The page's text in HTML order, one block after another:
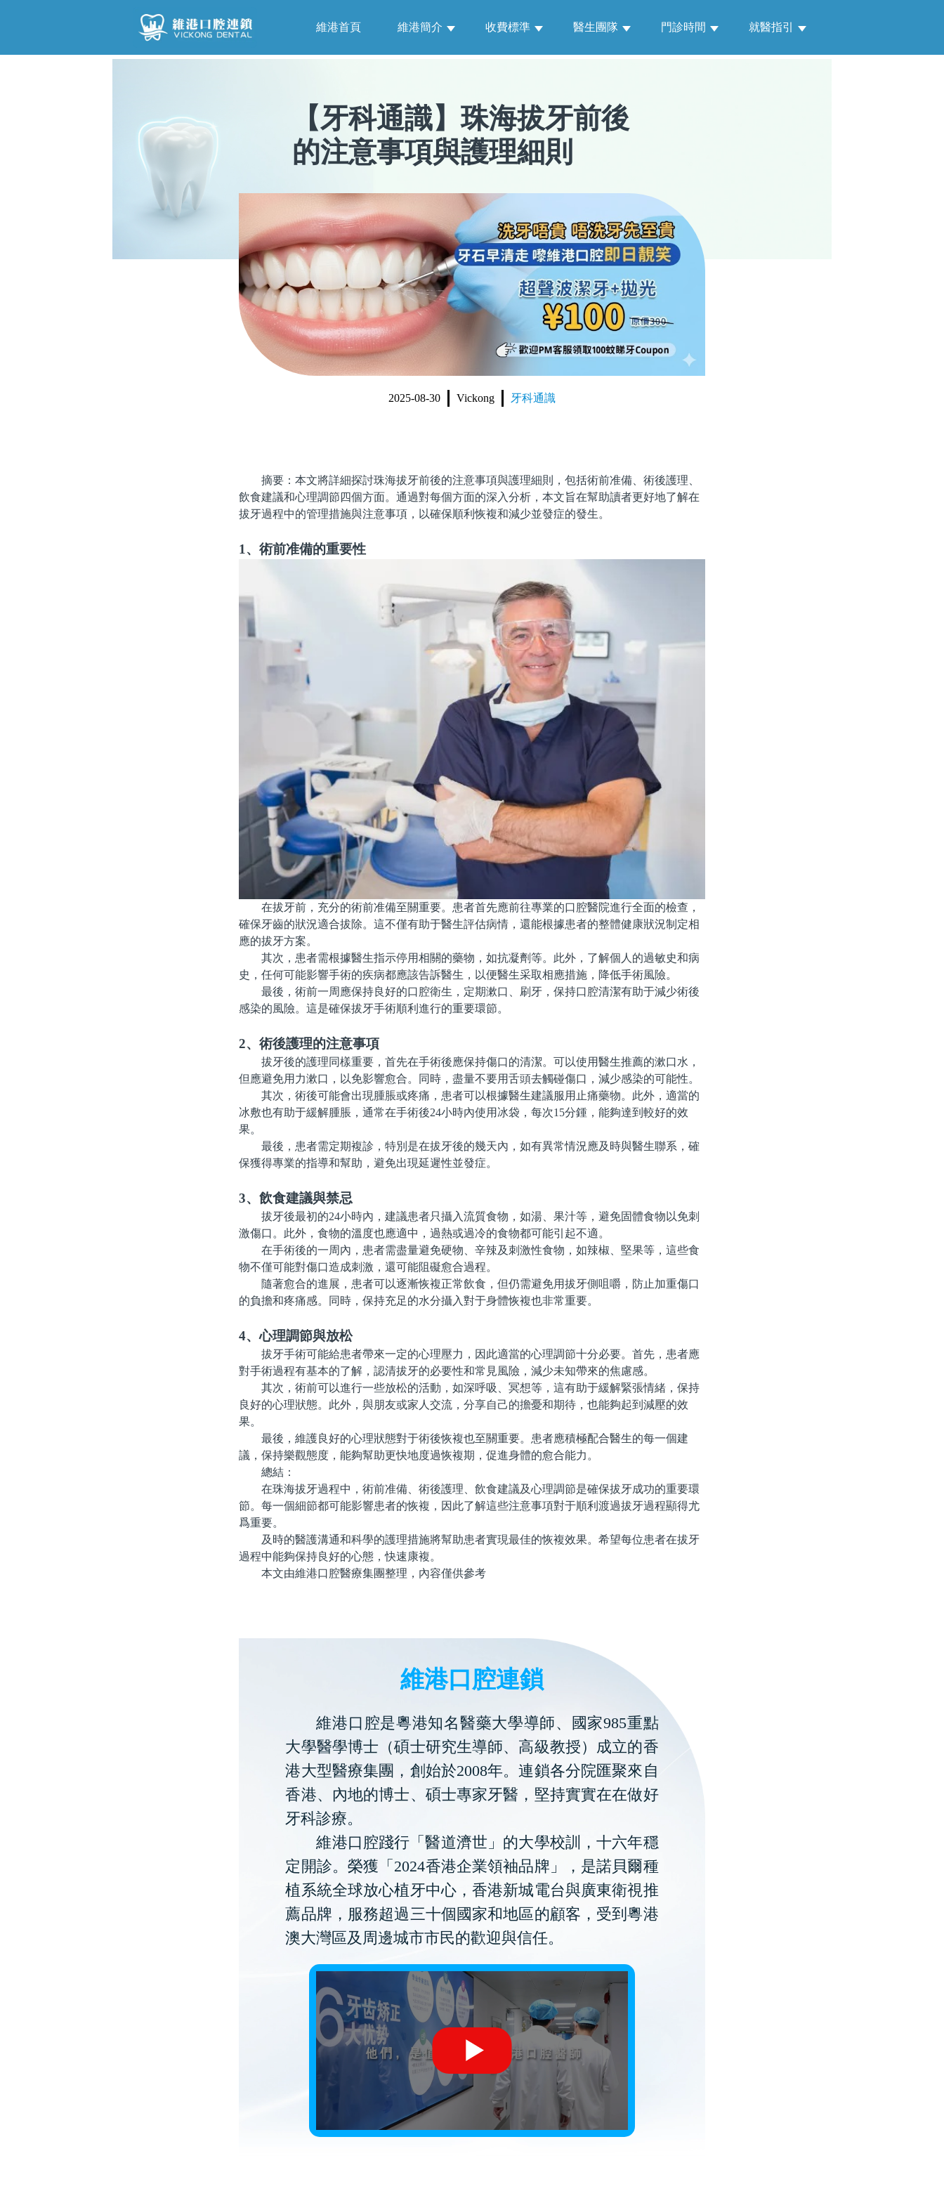
維港首頁 維港簡介 收費標準 醫生團隊 門診時間 就醫指引
【牙科通識】珠海拔牙前後
的注意事項與護理細則
2025-08-30 Vickong 牙科通識
摘要：本文將詳細探討珠海拔牙前後的注意事項與護理細則，包括術前准備、術後護理、
飲食建議和心理調節四個方面。通過對每個方面的深入分析，本文旨在幫助讀者更好地了解在
拔牙過程中的管理措施與注意事項，以確保順利恢複和減少並發症的發生。
1、術前准備的重要性
在拔牙前，充分的術前准備至關重要。患者首先應前往專業的口腔醫院進行全面的檢查，
確保牙齒的狀況適合拔除。這不僅有助于醫生評估病情，還能根據患者的整體健康狀況制定相
應的拔牙方案。
其次，患者需根據醫生指示停用相關的藥物，如抗凝劑等。此外，了解個人的過敏史和病
史，任何可能影響手術的疾病都應該告訴醫生，以便醫生采取相應措施，降低手術風險。
最後，術前一周應保持良好的口腔衛生，定期漱口、刷牙，保持口腔清潔有助于減少術後
感染的風險。這是確保拔牙手術順利進行的重要環節。
2、術後護理的注意事項
拔牙後的護理同樣重要，首先在手術後應保持傷口的清潔。可以使用醫生推薦的漱口水，
但應避免用力漱口，以免影響愈合。同時，盡量不要用舌頭去觸碰傷口，減少感染的可能性。
其次，術後可能會出現腫脹或疼痛，患者可以根據醫生建議服用止痛藥物。此外，適當的
冰敷也有助于緩解腫脹，通常在手術後24小時內使用冰袋，每次15分鍾，能夠達到較好的效
果。
最後，患者需定期複診，特別是在拔牙後的幾天內，如有異常情況應及時與醫生聯系，確
保獲得專業的指導和幫助，避免出現延遲性並發症。
3、飲食建議與禁忌
拔牙後最初的24小時內，建議患者只攝入流質食物，如湯、果汁等，避免固體食物以免刺
激傷口。此外，食物的溫度也應適中，過熱或過冷的食物都可能引起不適。
在手術後的一周內，患者需盡量避免硬物、辛辣及刺激性食物，如辣椒、堅果等，這些食
物不僅可能對傷口造成刺激，還可能阻礙愈合過程。
隨著愈合的進展，患者可以逐漸恢複正常飲食，但仍需避免用拔牙側咀嚼，防止加重傷口
的負擔和疼痛感。同時，保持充足的水分攝入對于身體恢複也非常重要。
4、心理調節與放松
拔牙手術可能給患者帶來一定的心理壓力，因此適當的心理調節十分必要。首先，患者應
對手術過程有基本的了解，認清拔牙的必要性和常見風險，減少未知帶來的焦慮感。
其次，術前可以進行一些放松的活動，如深呼吸、冥想等，這有助于緩解緊張情緒，保持
良好的心理狀態。此外，與朋友或家人交流，分享自己的擔憂和期待，也能夠起到減壓的效
果。
最後，維護良好的心理狀態對于術後恢複也至關重要。患者應積極配合醫生的每一個建
議，保持樂觀態度，能夠幫助更快地度過恢複期，促進身體的愈合能力。
總結：
在珠海拔牙過程中，術前准備、術後護理、飲食建議及心理調節是確保拔牙成功的重要環
節。每一個細節都可能影響患者的恢複，因此了解這些注意事項對于順利渡過拔牙過程顯得尤
爲重要。
及時的醫護溝通和科學的護理措施將幫助患者實現最佳的恢複效果。希望每位患者在拔牙
過程中能夠保持良好的心態，快速康複。
本文由維港口腔醫療集團整理，內容僅供參考
維港口腔連鎖
維港口腔是粵港知名醫藥大學導師、國家985重點
大學醫學博士（碩士研究生導師、高級教授）成立的香
港大型醫療集團，創始於2008年。連鎖各分院匯聚來自
香港、內地的博士、碩士專家牙醫，堅持實實在在做好
牙科診療。
維港口腔踐行「醫道濟世」的大學校訓，十六年穩
定開診。榮獲「2024香港企業領袖品牌」，是諾貝爾種
植系統全球放心植牙中心，香港新城電台與廣東衛視推
薦品牌，服務超過三十個國家和地區的顧客，受到粵港
澳大灣區及周邊城市市民的歡迎與信任。